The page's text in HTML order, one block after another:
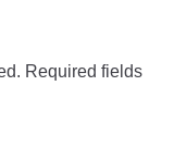
Required fields